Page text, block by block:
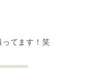
ってます！笑